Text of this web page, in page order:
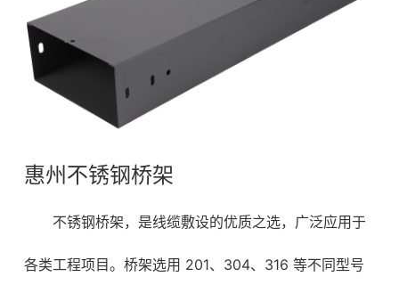
惠州不锈钢桥架
不锈钢桥架，是线缆敷设的优质之选，广泛应用于
各类工程项目。桥架选用 201、304、316 等不同型号